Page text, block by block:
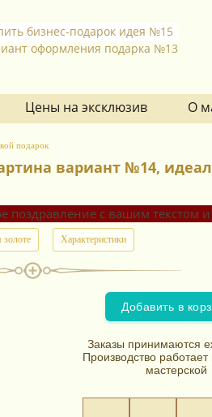
бизнес-подарок идея №15
оформления подарка №13
Цены на эксклюзив О
подарок
вариант №14,
золоте Характеристики
Добавить в
Заказы принимаются
Производство
мастерской